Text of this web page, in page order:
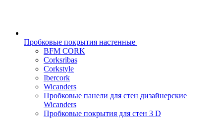
Пробковые покрытия настенные
BFM CORK
Corksribas
Corkstyle
Ibercork
Wicanders
Пробковые панели для стен дизайнерские
Wicanders
Пробковые покрытия для стен 3 D